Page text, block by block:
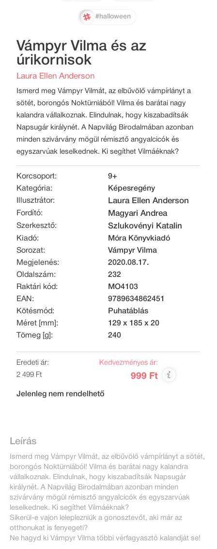
#halloween
Vámpyr Vilma és az
úrikornisok
Laura Ellen Anderson
Ismerd meg Vámpyr Vilmát, az elbűvölő vámpírlányt a
sötét, borongós Noktürniából! Vilma és barátai nagy
kalandra vállalkoznak. Elindulnak, hogy kiszabadítsák
Napsugár királynét. A Napvilág Birodalmában azonban
minden szivárvány mögül rémisztő angyalcicók és
egyszarvúak leselkednek. Ki segíthet Vilmáéknak?
Korcsoport:
9+
Kategória:
Képesregény
Illusztrátor:
Laura Ellen Anderson
Fordító: Magyari Andrea
Szerkesztő: Szlukovényi Katalin
Kiadó:
Móra Könyvkiadó
Sorozat:
Vámpyr Vilma
Megjelenés:
2020.08.17.
Oldalszám:
232
Raktári kód:
MO4103
EAN:
9789634862451
Kötésmód:
Puhatáblás
Méret [mm]:
129 x 185 x 20
Tömeg [g]:
240
Eredeti ár:
2 499 Ft
Kedvezményes ár:
999 Ft
Jelenleg nem rendelhető
Leírás
Ismerd meg Vámpyr Vilmát, az elbűvölő vámpírlányt a sötét,
borongós Noktürniából! Vilma és barátai nagy kalandra
vállalkoznak. Elindulnak, hogy kiszabadítsák Napsugár
királynét. A Napvilág Birodalmában azonban minden
szivárvány mögül rémisztő angyalcicók és egyszarvúak
leselkednek. Ki segíthet Vilmáéknak?
Sikerül-e vajon leleplezniük a gonosztevőt, aki már az
otthonukat is fenyegeti?
Ne hagyd ki Vámpyr Vilma többi vérfagyasztó kalandját se!